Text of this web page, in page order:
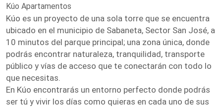
Kúo Apartamentos
Kúo es un proyecto de una sola torre que se encuentra
ubicado en el municipio de Sabaneta, Sector San José, a
10 minutos del parque principal; una zona única, donde
podrás encontrar naturaleza, tranquilidad, transporte
público y vías de acceso que te conectarán con todo lo
que necesitas.
En Kúo encontrarás un entorno perfecto donde podrás
ser tú y vivir los días como quieras en cada uno de sus